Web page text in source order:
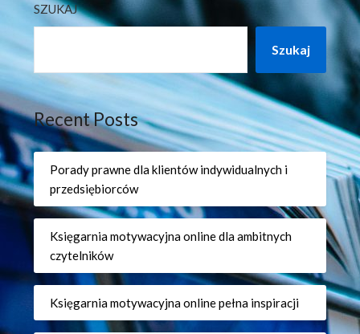
SZUKAJ
Szukaj
Recent Posts
Porady prawne dla klientów indywidualnych i
przedsiębiorców
Księgarnia motywacyjna online dla ambitnych
czytelników
Księgarnia motywacyjna online pełna inspiracji